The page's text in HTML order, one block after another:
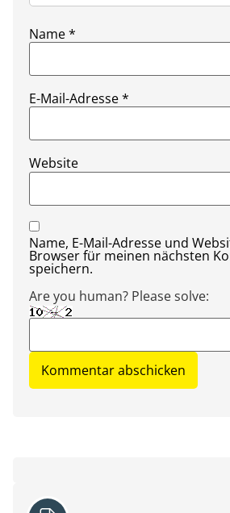
Name*
E-Mail-Adresse*
Website
Name, E-Mail-Adresse und
Browser für meinen nächsten
speichern.
Are you human? Please solve: